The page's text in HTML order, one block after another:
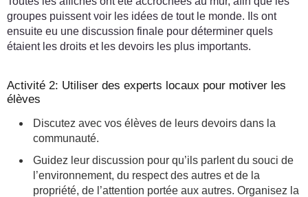
groupes puissent voir les idées de tout le monde. Ils ont
ensuite eu une discussion finale pour déterminer quels
étaient les droits et les devoirs les plus importants.
Activité 2: Utiliser des experts locaux pour motiver les
élèves
Discutez avec vos élèves de leurs devoirs dans la
communauté.
Guidez leur discussion pour qu’ils parlent du souci de
l’environnement, du respect des autres et de la
propriété, de l’attention portée aux autres. Organisez la